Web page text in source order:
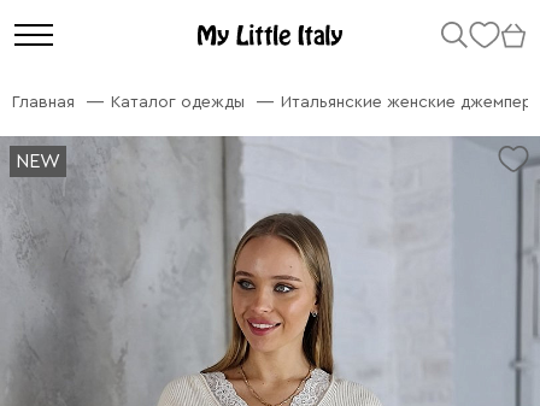
Главная Каталог одежды Итальянские женские
NEW
NEW